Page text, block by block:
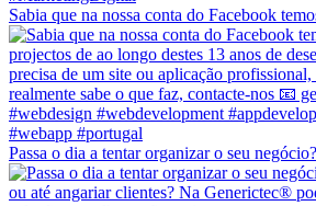
Sabia que na nossa conta do Facebook
Passa o dia a tentar organizar o seu